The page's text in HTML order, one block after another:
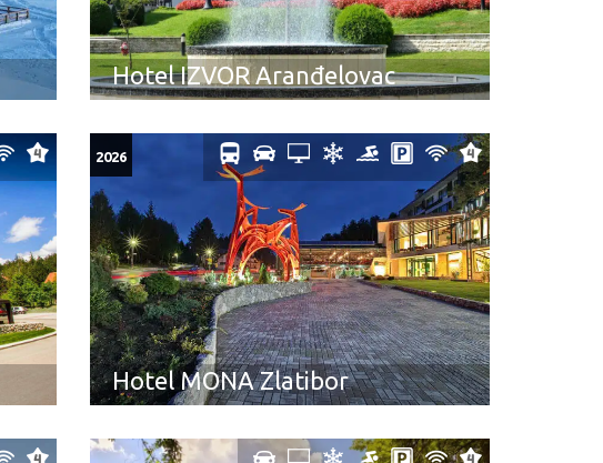
Hotel IZVOR Aranđelovac
Hotel MONA Zlatibor
2026